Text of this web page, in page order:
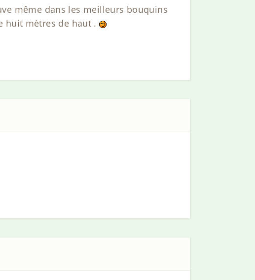
même dans les meilleurs bouquins
huit mètres de haut .